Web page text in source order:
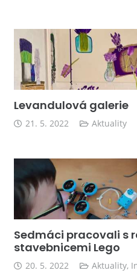
Levandulová galerie
21. 5. 2022 Aktuality
Sedmáci pracovali s
stavebnicemi Lego
20. 5. 2022 Aktuality,